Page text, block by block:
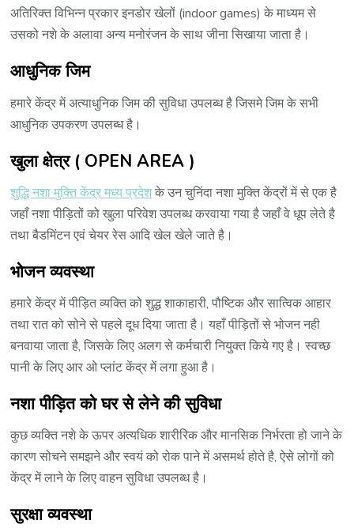
अतिरिक्त विभिन्न प्रकार इनडोर खेलों (indoor games) के माध्यम से
उसको नशे के अलावा अन्य मनोरंजन के साथ जीना सिखाया जाता है।
आधुनिक जिम
हमारे केंद्र में अत्याधुनिक जिम की सुविधा उपलब्ध है जिसमे जिम के सभी
आधुनिक उपकरण उपलब्ध है।
खुला क्षेत्र ( OPEN AREA )
शुद्धि नशा मुक्ति केंद्र मध्य प्रदेशके उन चुनिंदा नशा मुक्ति केंद्रों में से एक है
जहाँ नशा पीड़ितों को खुला परिवेश उपलब्ध करवाया गया है जहाँ वे धूप लेते है
तथा बैडमिंटन एवं चेयर रेस आदि खेल खेले जाते है।
भोजन व्यवस्था
हमारे केंद्र में पीड़ित व्यक्ति को शुद्ध शाकाहारी, पौष्टिक और सात्विक आहार
तथा रात को सोने से पहले दूध दिया जाता है। यहाँ पीड़ितों से भोजन नही
बनवाया जाता है, जिसके लिए अलग से कर्मचारी नियुक्त किये गए है। स्वच्छ
पानी के लिए आर ओ प्लांट केंद्र में लगा हुआ है।
नशा पीड़ित को घर से लेने की सुविधा
कुछ व्यक्ति नशे के ऊपर अत्यधिक शारीरिक और मानसिक निर्भरता हो जाने के
कारण सोचने समझने और स्वयं को रोक पाने में असमर्थ होते है, ऐसे लोगों को
केंद्र में लाने के लिए वाहन सुविधा उपलब्ध है।
सुरक्षा व्यवस्था